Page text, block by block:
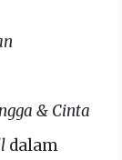
& Cinta
dalam